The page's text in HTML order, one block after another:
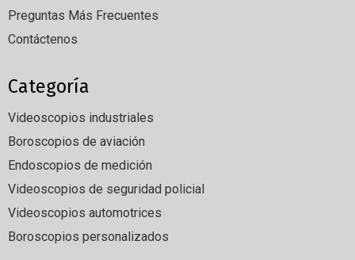
Preguntas Más Frecuentes
Contáctenos
Categoría
Videoscopios industriales
Boroscopios de aviación
Endoscopios de medición
Videoscopios de seguridad policial
Videoscopios automotrices
Boroscopios personalizados